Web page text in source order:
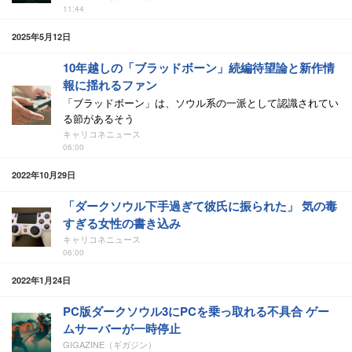
11:44
2025年5月12日
10年越しの「ブラッドボーン」続編待望論と新作情
報に揺れるファン
「ブラッドボーン」は、ソウル系の一派として認識されてい
る節があるそう
キャリコネニュース
06:00
2022年10月29日
「ダークソウル下手過ぎて彼氏に振られた」 気の毒
すぎる女性の書き込み
キャリコネニュース
06:00
2022年1月24日
PC版ダークソウル3にPCを乗っ取れる不具合 ゲー
ムサーバーが一時停止
GIGAZINE（ギガジン）